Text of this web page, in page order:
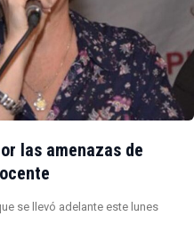
las amenazas de
se llevó adelante este lunes